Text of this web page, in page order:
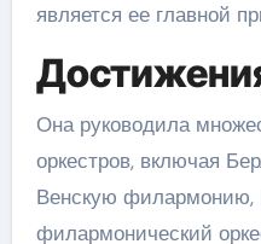
является ее главной
Она руководила
оркестров, включая
Венскую
филармонический